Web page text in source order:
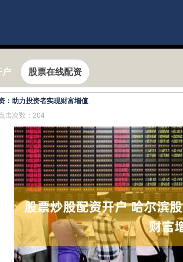
股票在线配资
：助力投资者实现财富增值
击次数：204